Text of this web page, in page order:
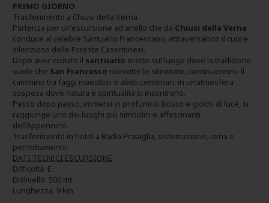
PRIMO GIORNO
Trasferimento a Chiusi della Verna.
Partenza per un’escursione ad anello che da Chiusi della Verna
conduce al celebre Santuario Francescano, attraversando il cuore
silenzioso delle Foreste Casentinesi.
Dopo aver visitato il santuario eretto sul luogo dove la tradizione
vuole che San Francesco ricevette le stimmate, continueremo il
cammino tra faggi maestosi e abeti centenari, in un’atmosfera
sospesa dove natura e spiritualità si incontrano.
Passo dopo passo, immersi in profumi di bosco e giochi di luce, si
raggiunge uno dei luoghi più simbolici e affascinanti
dell’Appennino.
Trasferimento in hotel a Badia Prataglia, sistemazione, cena e
pernottamento.
DATI TECNICI ESCURSIONE
Difficoltà: E
Dislivello: 500 mt
Lunghezza: 9 km